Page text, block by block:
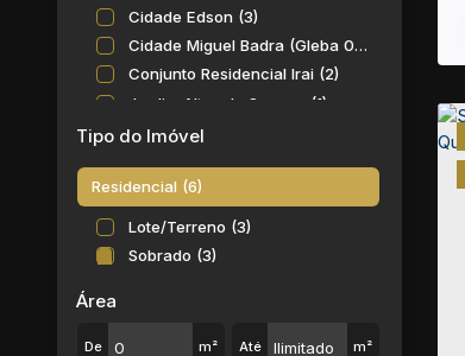
Cidade Edson (3)
Cidade Miguel Badra (Gleba 02) (4)
Conjunto Residencial Irai (2)
Jardim Altos de Suzano (1)
Jardim Cacique (3)
Jardim Casa Branca (5)
Jardim dos Ipês (3)
Jardim Ikeda (1)
Tipo do Imóvel
Residencial (6)
Lote/Terreno (3)
Sobrado (3)
Área
De m² Até m²